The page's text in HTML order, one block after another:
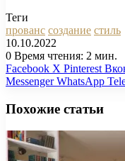
Теги
прованс создание стиль
10.10.2022
0 Время чтения: 2 мин.
Facebook X Pinterest
Messenger WhatsApp
Похожие статьи